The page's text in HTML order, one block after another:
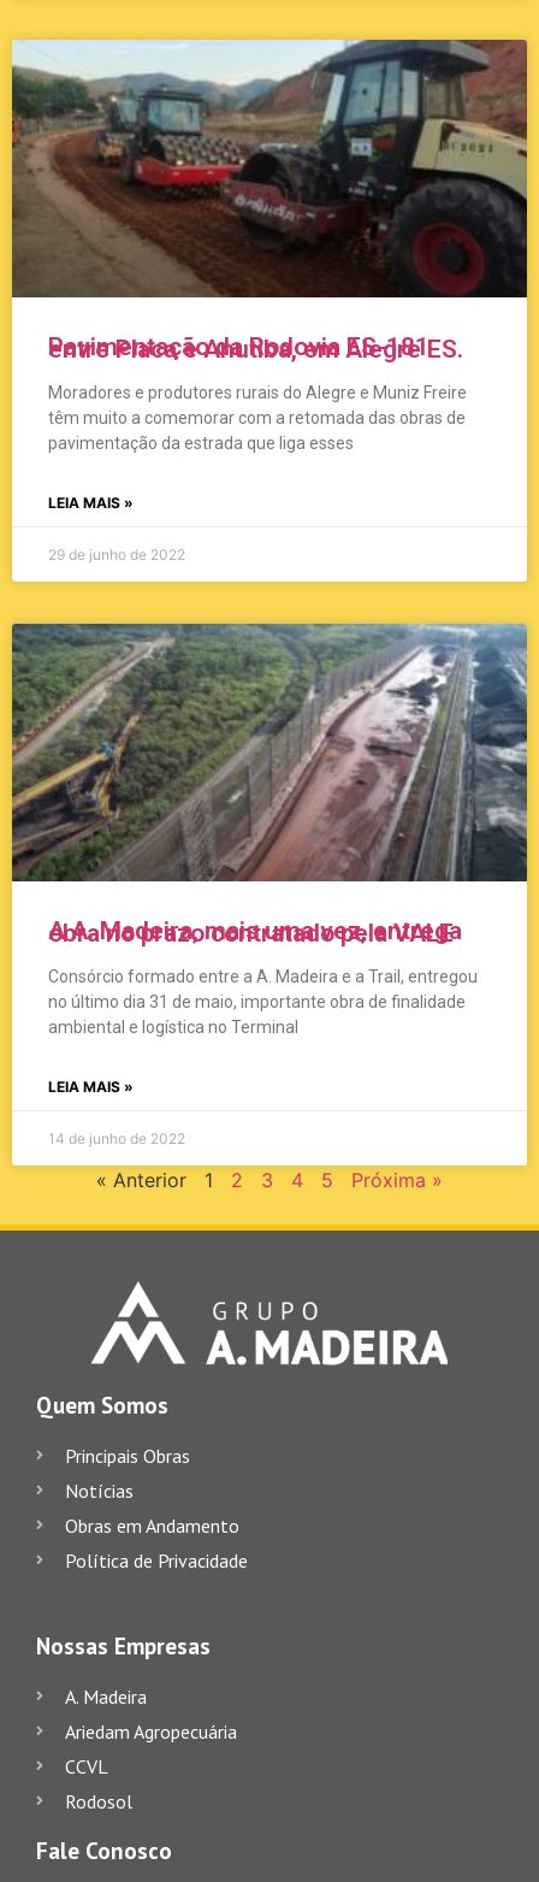
Pavimentação da Rodovia ES-181 entre Placa e Anutiba, em Alegre ES.
Moradores e produtores rurais do Alegre e Muniz Freire
têm muito a comemorar com a retomada das obras de
pavimentação da estrada que liga esses
LEIA MAIS »
29 de junho de 2022
A A. Madeira, mais uma vez, entrega obra no prazo contratado pela VALE
Consórcio formado entre a A. Madeira e a Trail, entregou
no último dia 31 de maio, importante obra de finalidade
ambiental e logística no Terminal
LEIA MAIS »
14 de junho de 2022
« Anterior 1 2 3 4 5 Próxima »
Quem Somos
Principais Obras
Notícias
Obras em Andamento
Política de Privacidade
Nossas Empresas
A. Madeira
Ariedam Agropecuária
CCVL
Rodosol
Fale Conosco